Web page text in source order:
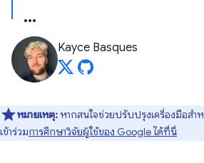
Kayce Basques
หมายเหตุ: หากสนใจช่วยปรับปรุงเครื่องมือส
เข้าร่วมการศึกษาวิจัยผู้ใช้ของ Google ได้ที่นี่